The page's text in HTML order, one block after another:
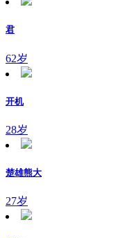
君
62岁
开机
28岁
楚雄熊大
27岁